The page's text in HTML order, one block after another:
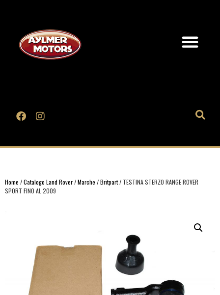
Home /Catalogo Land Rover/Marche /Britpart/ TESTINA STERZO RANGE ROVER
SPORT FINO AL 2009